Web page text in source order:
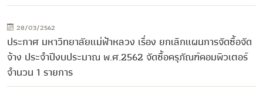
28/03/2562
ประกาศ มหาวิทยาลัยแม่ฟ้าหลวง เรื่อง ยกเลิกแผนการจัดซื้อจัด
จ้าง ประจำปีงบประมาณ พ.ศ.2562 จัดซื้อครุภัณฑ์คอมพิวเตอร์
จำนวน 1 รายการ